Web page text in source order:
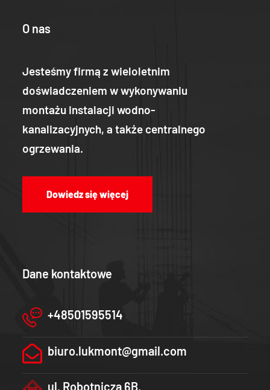
O nas
Jesteśmy firmą z wieloletnim
doświadczeniem w wykonywaniu
montażu instalacji wodno-
kanalizacyjnych, a także centralnego
ogrzewania.
Dowiedz się więcej
Dane kontaktowe
+48501595514
biuro.lukmont@gmail.com
ul. Robotnicza 6B,